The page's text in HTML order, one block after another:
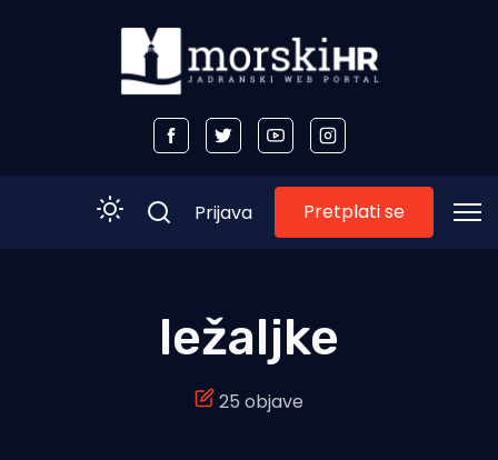
Prijava Pretplati se
ležaljke
25 objave